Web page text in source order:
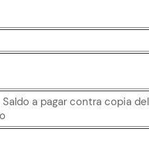
Saldo a pagar contra copia